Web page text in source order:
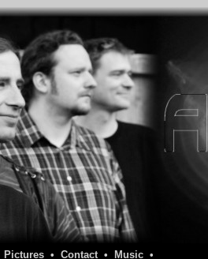
Pictures • Contact• Music •